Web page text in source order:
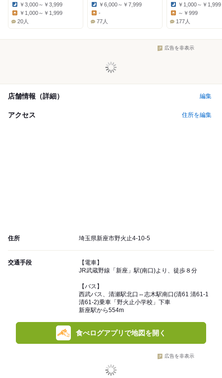
Dinner:
￥3,000～￥3,999
Lunch:
￥1,000～￥1,999
20人
Dinner:
￥6,000～￥7,999
Lunch:
-
77人
Dinner:
￥1,000～￥1,999
～￥999
177人
広告を非表示
店舗情報（詳細） 編集
アクセス 住所を編集
住所 埼玉県新座市野火止4-10-5
交通手段
【電車】
JR武蔵野線「新座」駅(南口)より、徒歩８分
【バス】
西武バス、清瀬駅北口⇔志木駅南口(清61 清61-1
清61-2)乗車「野火止小学校」下車
新座駅から554m
食べログアプリで地図を開く
広告を非表示